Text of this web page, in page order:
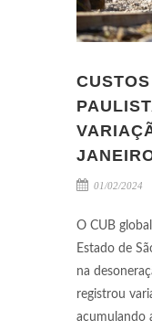
01/02/2024
O CUB
Estado de
na
registrou
acumulando